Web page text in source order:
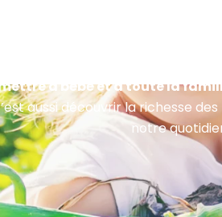
à bébé et à toute la
aussi découvrir la richesse
notre